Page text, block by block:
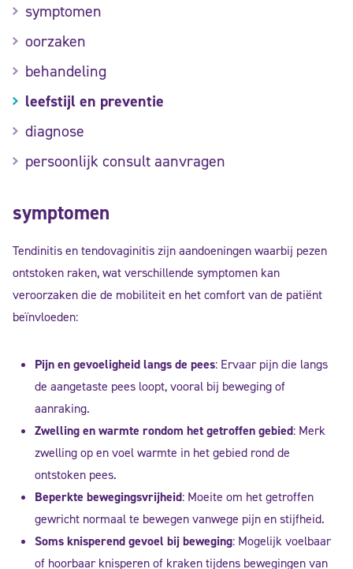
symptomen
Tendinitis en tendovaginitis zijn aandoeningen waarbij pezen
ontstoken raken, wat verschillende symptomen kan
veroorzaken die de mobiliteit en het comfort van de patiënt
beïnvloeden:
Pijn en gevoeligheid langs de pees: Ervaar pijn die langs
de aangetaste pees loopt, vooral bij beweging of
aanraking.
Zwelling en warmte rondom het getroffen gebied: Merk
zwelling op en voel warmte in het gebied rond de
ontstoken pees.
Beperkte bewegingsvrijheid: Moeite om het getroffen
gewricht normaal te bewegen vanwege pijn en stijfheid.
Soms knisperend gevoel bij beweging: Mogelijk voelbaar
of hoorbaar knisperen of kraken tijdens bewegingen van
symptomen
oorzaken
behandeling
leefstijl en preventie
diagnose
persoonlijk consult aanvragen